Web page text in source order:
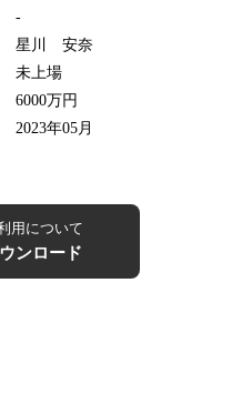
-
星川 安奈
未上場
6000万円
2023年05月
用について
ンロード